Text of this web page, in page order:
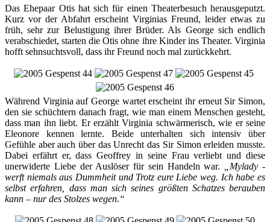
Das Ehepaar Otis hat sich für einen Theaterbesuch herausgeputzt.
Kurz vor der Abfahrt erscheint Virginias Freund, leider etwas zu
früh, sehr zur Belustigung ihrer Brüder. Als George sich endlich
verabschiedet, starten die Otis ohne ihre Kinder ins Theater. Virginia
hofft sehnsuchtsvoll, dass ihr Freund noch mal zurückkehrt.
Während Virginia auf George wartet erscheint ihr erneut Sir Simon,
den sie schüchtern danach fragt, wie man einem Menschen gesteht,
dass man ihn liebt. Er erzählt Virginia schwärmerisch, wie er seine
Eleonore kennen lernte. Beide unterhalten sich intensiv über
Gefühle aber auch über das Unrecht das Sir Simon erleiden musste.
Dabei erfährt er, dass Geoffrey in seine Frau verliebt und diese
unerwiderte Liebe der Auslöser für sein Handeln war.
„Mylady -
werft niemals aus Dummheit und Trotz eure Liebe weg. Ich habe es
selbst erfahren, dass man sich seines größten Schatzes berauben
kann – nur des Stolzes wegen.“